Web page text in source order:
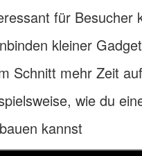
für Besucher
kleiner
Schnitt mehr Zeit
wie du
kannst